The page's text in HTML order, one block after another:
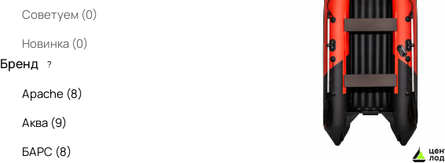
Советуем (0)
Новинка (0)
Бренд ?
Apache (8)
Аква (9)
БАРС (8)